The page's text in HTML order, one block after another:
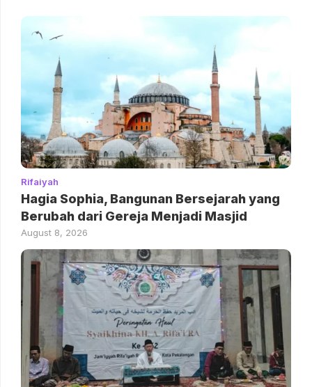
Rifaiyah
Hagia Sophia, Bangunan Bersejarah yang
Berubah dari Gereja Menjadi Masjid
August 8, 2026